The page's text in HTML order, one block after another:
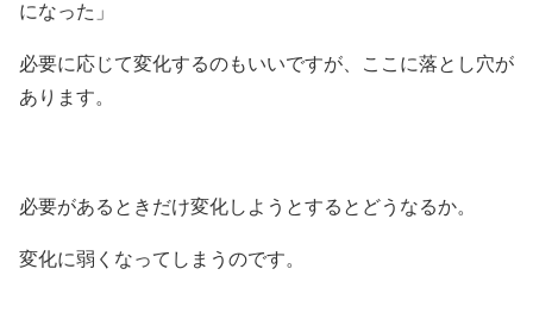
になった」
必要に応じて変化するのもいいですが、ここに落とし穴が
あります。
必要があるときだけ変化しようとするとどうなるか。
変化に弱くなってしまうのです。